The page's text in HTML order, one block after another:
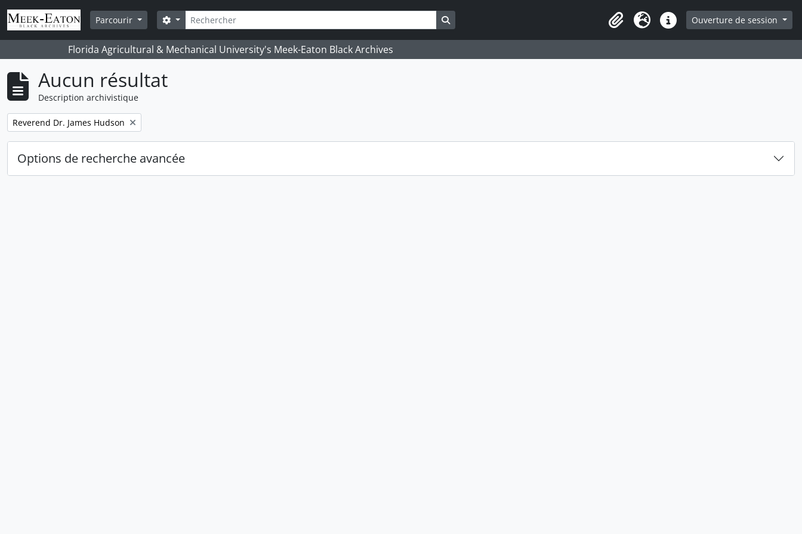
Skip to main content
Parcourir
Rechercher
Search options
Presse-papier
LangueLiens rapidesOuverture de session
Florida Agricultural & Mechanical University's Meek-Eaton Black Archives
Aucun résultat
Description archivistique
Remove filter:
Reverend Dr. James Hudson
Options de recherche avancée